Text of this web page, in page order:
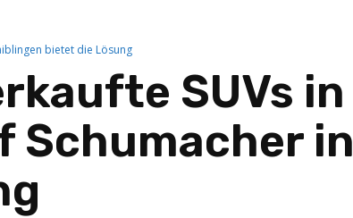
bietet die Lösung
SUVs in
Schumacher in